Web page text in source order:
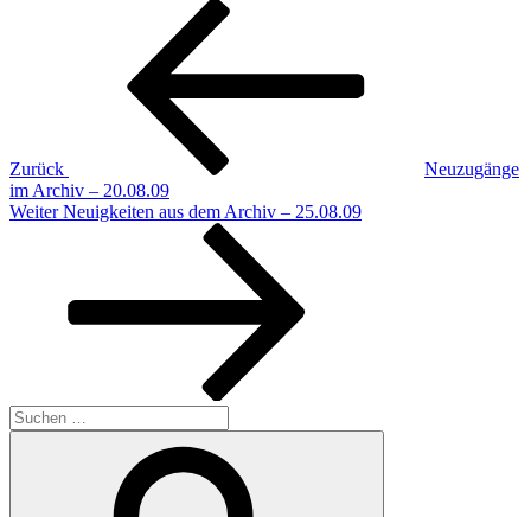
Beitragsnavigation
Zurück
Neuzugänge
im Archiv – 20.08.09
Nächster
Weiter Neuigkeiten aus dem Archiv – 25.08.09
Suchen
nach: